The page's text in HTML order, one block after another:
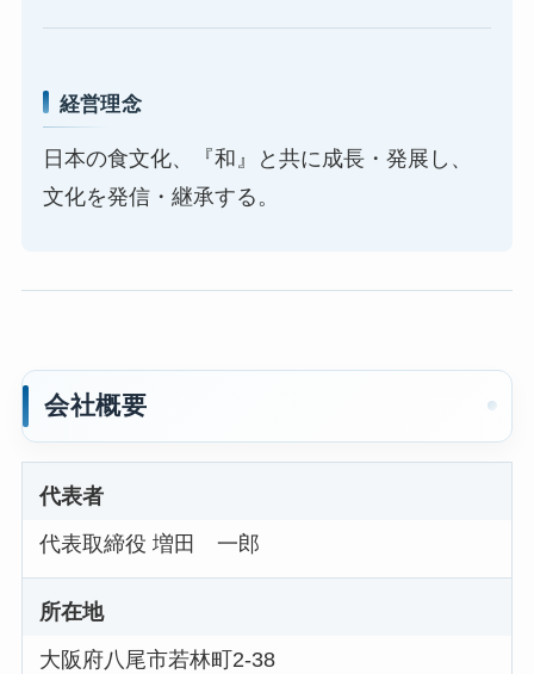
経営理念
日本の食文化、『和』と共に成長・発展し、
文化を発信・継承する。
会社概要
代表者
代表取締役 増田 一郎
所在地
大阪府八尾市若林町2-38